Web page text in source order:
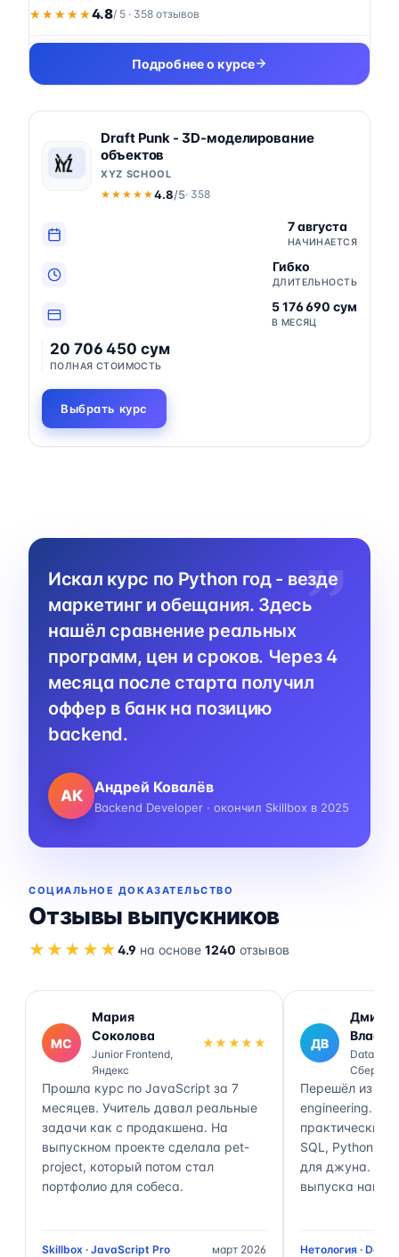
★★★★★
★★★★★4.8/ 5 · 358 отзывов
Подробнее о курсе
Draft Punk - 3D-моделирование
объектов
XYZ SCHOOL
★★★★★
★★★★★4.8/5· 358
7 августа
НАЧИНАЕТСЯ
Гибко
ДЛИТЕЛЬНОСТЬ
5 176 690 сум
В МЕСЯЦ
20 706 450 сум
ПОЛНАЯ СТОИМОСТЬ
Выбрать курс
Искал курс по Python год - везде
маркетинг и обещания. Здесь
нашёл сравнение реальных
программ, цен и сроков. Через 4
месяца после старта получил
оффер в банк на позицию
backend.
АК Андрей Ковалёв
Backend Developer · окончил Skillbox в 2025
СОЦИАЛЬНОЕ ДОКАЗАТЕЛЬСТВО
Отзывы выпускников
★★★★★4.9 на основе 1240 отзывов
МС
Мария
Соколова
Junior Frontend,
Яндекс
★★★★★
Прошла курс по JavaScript за 7
месяцев. Учитель давал реальные
задачи как с продакшена. На
выпускном проекте сделала pet-
project, который потом стал
портфолио для собеса.
Skillbox · JavaScript Pro март 2026
ДВ
Власов
Data
Сбер
Перешёл из
engineering.
практически
SQL, Python,
для джуна.
выпуска нашёл
Нетология · Data